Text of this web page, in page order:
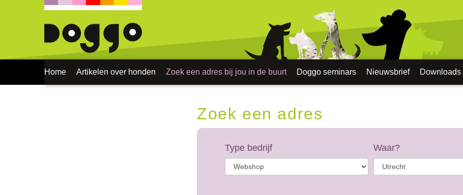
Home Artikelen over honden Zoek een adres bij jou in de buurt Doggo seminars Nieuwsbrief Downloads
Zoek een adres
Type bedrijf Waar?